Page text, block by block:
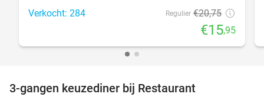
Verkocht: 284 Regulier €20,75
€15,95
3-gangen keuzediner bij Restaurant